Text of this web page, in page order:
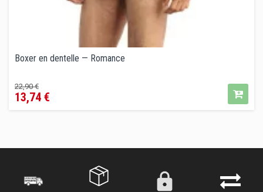
Boxer en dentelle — Romance
Prix
de
22,90 €Prix
13,74 €